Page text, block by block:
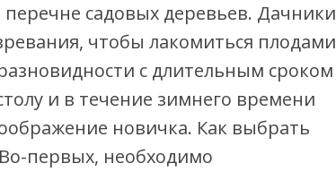
садовых деревьев. Дачники
чтобы лакомиться плодами
с длительным сроком
и в течение зимнего времени
новичка. Как выбрать
первых, необходимо